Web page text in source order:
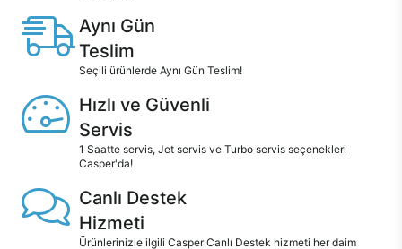
Aynı Gün
Teslim
Seçili ürünlerde Aynı Gün Teslim!
Hızlı ve Güvenli
Servis
1 Saatte servis, Jet servis ve Turbo servis seçenekleri
Casper'da!
Canlı Destek
Hizmeti
Ürünlerinizle ilgili Casper Canlı Destek hizmeti her daim